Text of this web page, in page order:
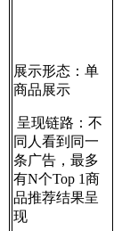
展示形态：单
商品展示
呈现链路：不
同人看到同一
条广告，最多
有N个Top 1商
品推荐结果呈
现